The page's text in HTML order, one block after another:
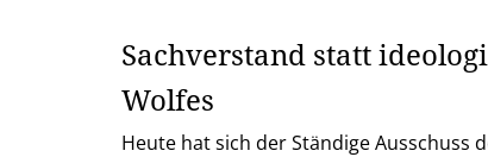
Sachverstand statt
Wolfes
Heute hat sich der Ständige Ausschuss